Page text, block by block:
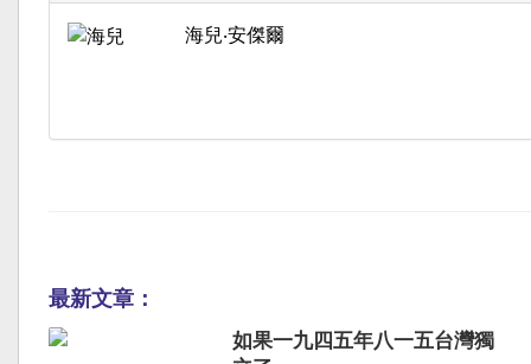
海兒‧安傑爾
最新文章：
如果一九四五年八一五台灣獨